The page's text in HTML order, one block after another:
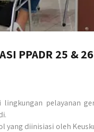
PPADR 25 &
lingkungan pelayanan
yang diinisiasi oleh